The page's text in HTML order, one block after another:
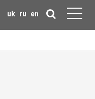
uk ru en